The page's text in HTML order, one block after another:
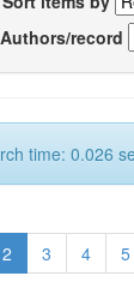
Authors/record
time: 0.026
2 3 4 5